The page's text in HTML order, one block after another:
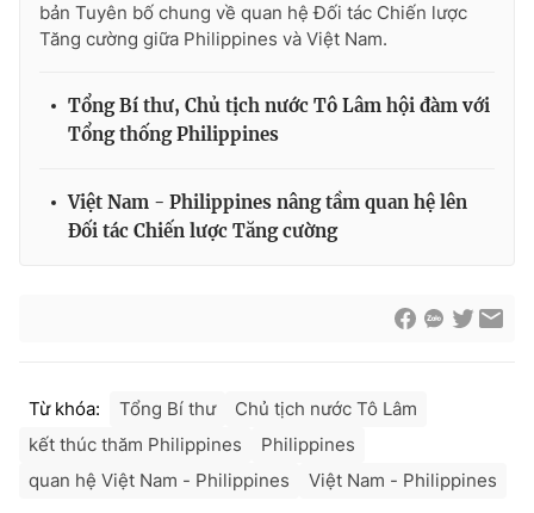
bản Tuyên bố chung về quan hệ Đối tác Chiến lược
Tăng cường giữa Philippines và Việt Nam.
Tổng Bí thư, Chủ tịch nước Tô Lâm hội đàm với
Tổng thống Philippines
Việt Nam - Philippines nâng tầm quan hệ lên
Đối tác Chiến lược Tăng cường
Từ khóa: Tổng Bí thư
Chủ tịch nước Tô Lâm
kết thúc thăm Philippines
Philippines
quan hệ Việt Nam - Philippines
Việt Nam - Philippines